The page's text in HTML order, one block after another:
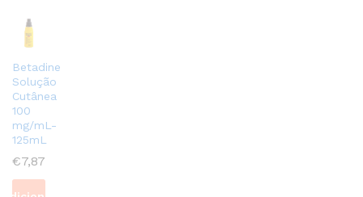
Betadine
Solução
Cutânea
100
mg/mL-
125mL
€7,87